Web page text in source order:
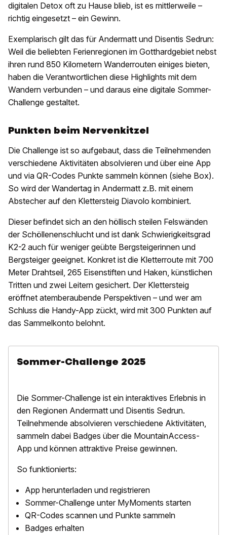
digitalen Detox oft zu Hause blieb, ist es mittlerweile –
richtig eingesetzt – ein Gewinn.
Exemplarisch gilt das für Andermatt und Disentis Sedrun:
Weil die beliebten Ferienregionen im Gotthardgebiet nebst
ihren rund 850 Kilometern Wanderrouten einiges bieten,
haben die Verantwortlichen diese Highlights mit dem
Wandern verbunden – und daraus eine digitale Sommer-
Challenge gestaltet.
Punkten beim Nervenkitzel
Die Challenge ist so aufgebaut, dass die Teilnehmenden
verschiedene Aktivitäten absolvieren und über eine App
und via QR-Codes Punkte sammeln können (siehe Box).
So wird der Wandertag in Andermatt z.B. mit einem
Abstecher auf den Klettersteig Diavolo kombiniert.
Dieser befindet sich an den höllisch steilen Felswänden
der Schöllenenschlucht und ist dank Schwierigkeitsgrad
K2-2 auch für weniger geübte Bergsteigerinnen und
Bergsteiger geeignet. Konkret ist die Kletterroute mit 700
Meter Drahtseil, 265 Eisenstiften und Haken, künstlichen
Tritten und zwei Leitern gesichert. Der Klettersteig
eröffnet atemberaubende Perspektiven – und wer am
Schluss die Handy-App zückt, wird mit 300 Punkten auf
das Sammelkonto belohnt.
Sommer-Challenge 2025
Die Sommer-Challenge ist ein interaktives Erlebnis in
den Regionen Andermatt und Disentis Sedrun.
Teilnehmende absolvieren verschiedene Aktivitäten,
sammeln dabei Badges über die MountainAccess-
App und können attraktive Preise gewinnen.
So funktionierts:
App herunterladen und registrieren
Sommer-Challenge unter MyMoments starten
QR-Codes scannen und Punkte sammeln
Badges erhalten